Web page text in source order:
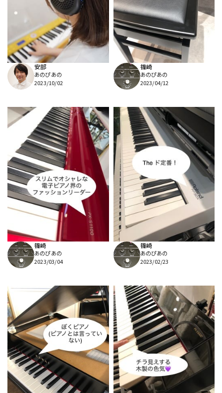
安部
あのぴあの
2023/10/02
篠崎
あのぴあの
2023/04/12
篠崎
あのぴあの
2023/03/04
篠崎
あのぴあの
2023/02/23